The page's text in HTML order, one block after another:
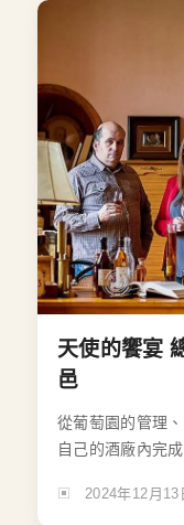
天使的饗宴
邑
從葡萄園的管理
自己的酒廠內完
2024年12月13